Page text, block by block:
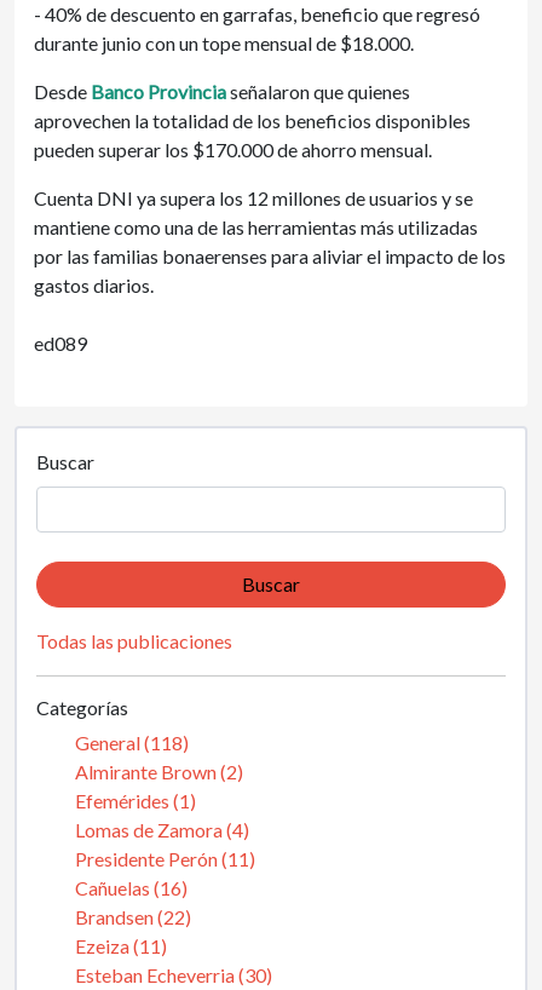
- 40% de descuento en garrafas, beneficio que regresó
durante junio con un tope mensual de $18.000.
Desde Banco Provinciaseñalaron que quienes
aprovechen la totalidad de los beneficios disponibles
pueden superar los $170.000 de ahorro mensual.
Cuenta DNI ya supera los 12 millones de usuarios y se
mantiene como una de las herramientas más utilizadas
por las familias bonaerenses para aliviar el impacto de los
gastos diarios.
ed089
Buscar
Buscar
Todas las publicaciones
Categorías
General (118)
Almirante Brown (2)
Efemérides (1)
Lomas de Zamora (4)
Presidente Perón (11)
Cañuelas (16)
Brandsen (22)
Ezeiza (11)
Esteban Echeverria (30)